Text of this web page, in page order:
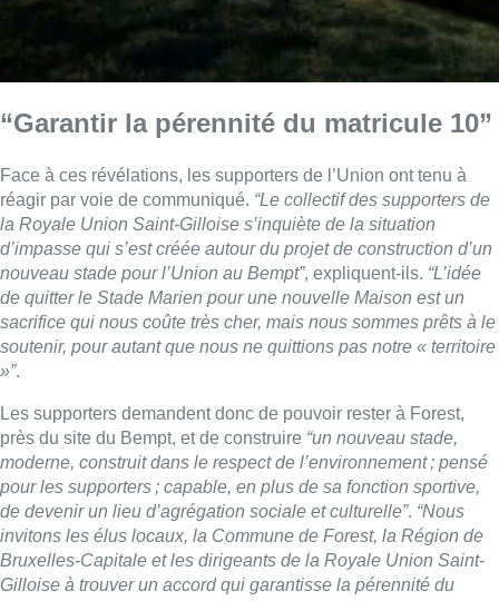
“Garantir la pérennité du matricule 10”
Face à ces révélations, les supporters de l’Union ont tenu à
réagir par voie de communiqué. “Le collectif des supporters de
la Royale Union Saint-Gilloise s’inquiète de la situation
d’impasse qui s’est créée autour du projet de construction d’un
nouveau stade pour l’Union au Bempt”, expliquent-ils. “L’idée
de quitter le Stade Marien pour une nouvelle Maison est un
sacrifice qui nous coûte très cher, mais nous sommes prêts à le
soutenir, pour autant que nous ne quittions pas notre « territoire
»”.
Les supporters demandent donc de pouvoir rester à Forest,
près du site du Bempt, et de construire “un nouveau stade,
moderne, construit dans le respect de l’environnement ; pensé
pour les supporters ; capable, en plus de sa fonction sportive,
de devenir un lieu d’agrégation sociale et culturelle”. “Nous
invitons les élus locaux, la Commune de Forest, la Région de
Bruxelles-Capitale et les dirigeants de la Royale Union Saint-
Gilloise à trouver un accord qui garantisse la pérennité du